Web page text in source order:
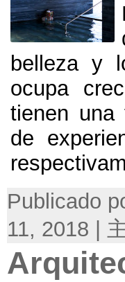
belleza y
ocupa
tienen
de
Publicado
11, 2018 |